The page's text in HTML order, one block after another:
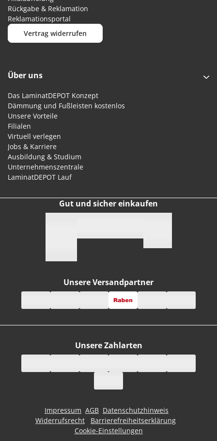
Rückgabe & Reklamation
Reklamationsportal
Vertrag widerrufen
Über uns
Das LaminatDEPOT Konzept
Dämmung und Fußleisten kostenlos
Unsere Vorteile
Filialen
Virtuell verlegen
Jobs & Karriere
Ausbildung & Studium
Unternehmenszentrale
LaminatDEPOT Lauf
Gut und sicher einkaufen
Unsere Zahlarten
Unsere Versandpartner
Impressum AGB Datenschutzhinweis
Widerrufsrecht
Barrierefreiheitserklärung
Cookie-Einstellungen